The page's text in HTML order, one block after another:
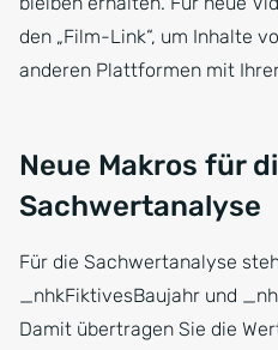
den „Film-Link“, um Inhalte
anderen Plattformen mit
Neue Makros für
Sachwertanalyse
Für die Sachwertanalyse
_nhkFiktivesBaujahr und
Damit übertragen Sie die